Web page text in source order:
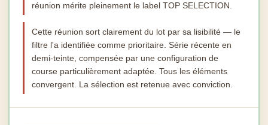
réunion mérite pleinement le label TOP SELECTION.
Cette réunion sort clairement du lot par sa lisibilité — le
filtre l'a identifiée comme prioritaire. Série récente en
demi-teinte, compensée par une configuration de
course particulièrement adaptée. Tous les éléments
convergent. La sélection est retenue avec conviction.